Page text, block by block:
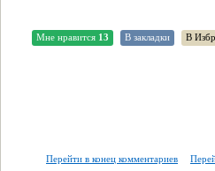
Мне нравится 13 В закладки В
Перейти в конец комментариев